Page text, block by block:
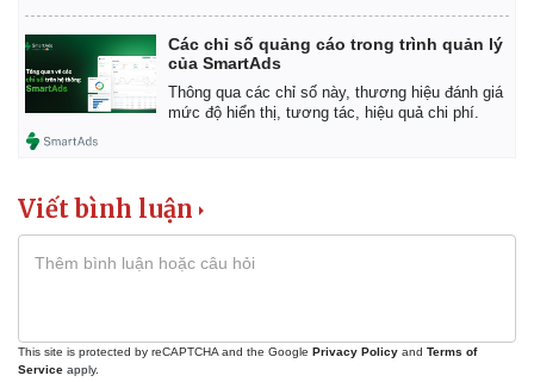
Các chỉ số quảng cáo trong trình quản lý
của SmartAds
Thông qua các chỉ số này, thương hiệu đánh giá
mức độ hiển thị, tương tác, hiệu quả chi phí.
Viết bình luận
This site is protected by reCAPTCHA and the Google Privacy Policy and Terms of
Service apply.